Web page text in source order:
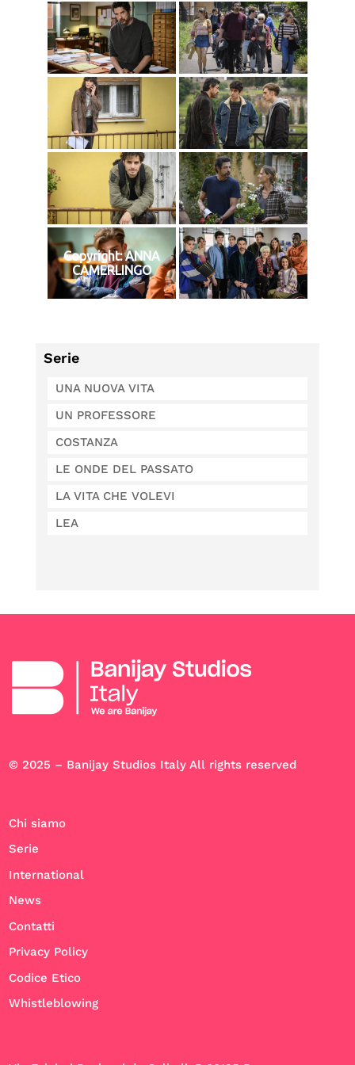
Copyright: ANNA
CAMERLINGO
Serie
UNA NUOVA VITA
UN PROFESSORE
COSTANZA
LE ONDE DEL PASSATO
LA VITA CHE VOLEVI
LEA
© 2025 – Banijay Studios Italy All rights reserved
Chi siamo
Serie
International
News
Contatti
Privacy Policy
Codice Etico
Whistleblowing